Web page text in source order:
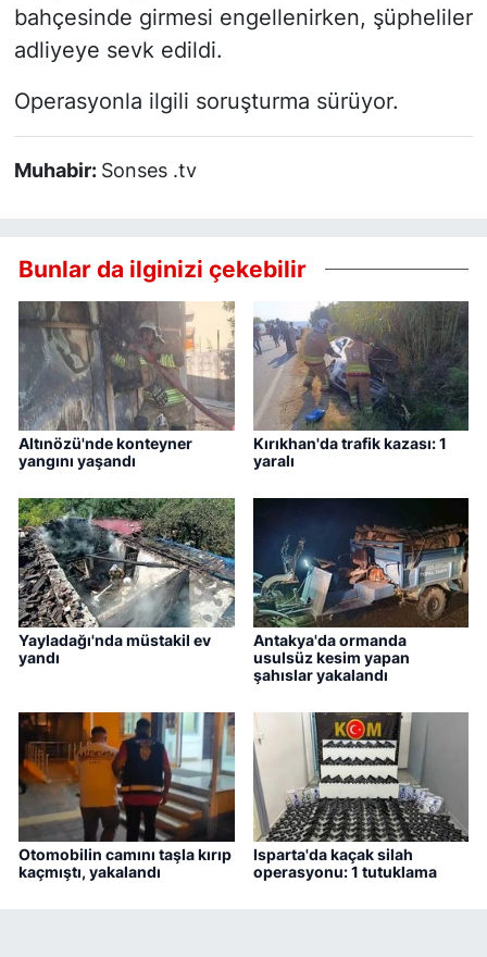
bahçesinde girmesi engellenirken, şüpheliler
adliyeye sevk edildi.
Operasyonla ilgili soruşturma sürüyor.
Muhabir: Sonses .tv
Bunlar da ilginizi çekebilir
Altınözü'nde konteyner
yangını yaşandı
Kırıkhan'da trafik kazası: 1
yaralı
Yayladağı'nda müstakil ev
yandı
Antakya'da ormanda
usulsüz kesim yapan
şahıslar yakalandı
Otomobilin camını taşla kırıp
kaçmıştı, yakalandı
Isparta'da kaçak silah
operasyonu: 1 tutuklama